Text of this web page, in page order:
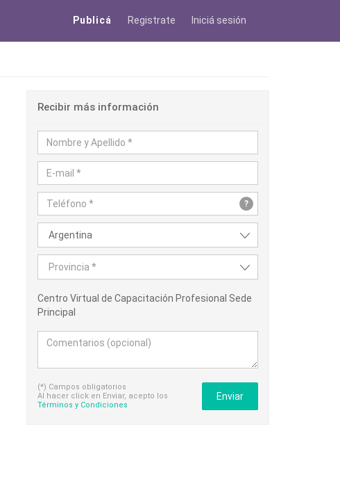
Publicá Registrate Iniciá sesión
Recibir más información
?
Argentina
Provincia *
Centro Virtual de Capacitación Profesional Sede
Principal
(*) Campos obligatorios
Al hacer click en Enviar, acepto los
Términos y Condiciones
Enviar